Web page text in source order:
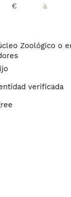
€
Zoológico o
verificada